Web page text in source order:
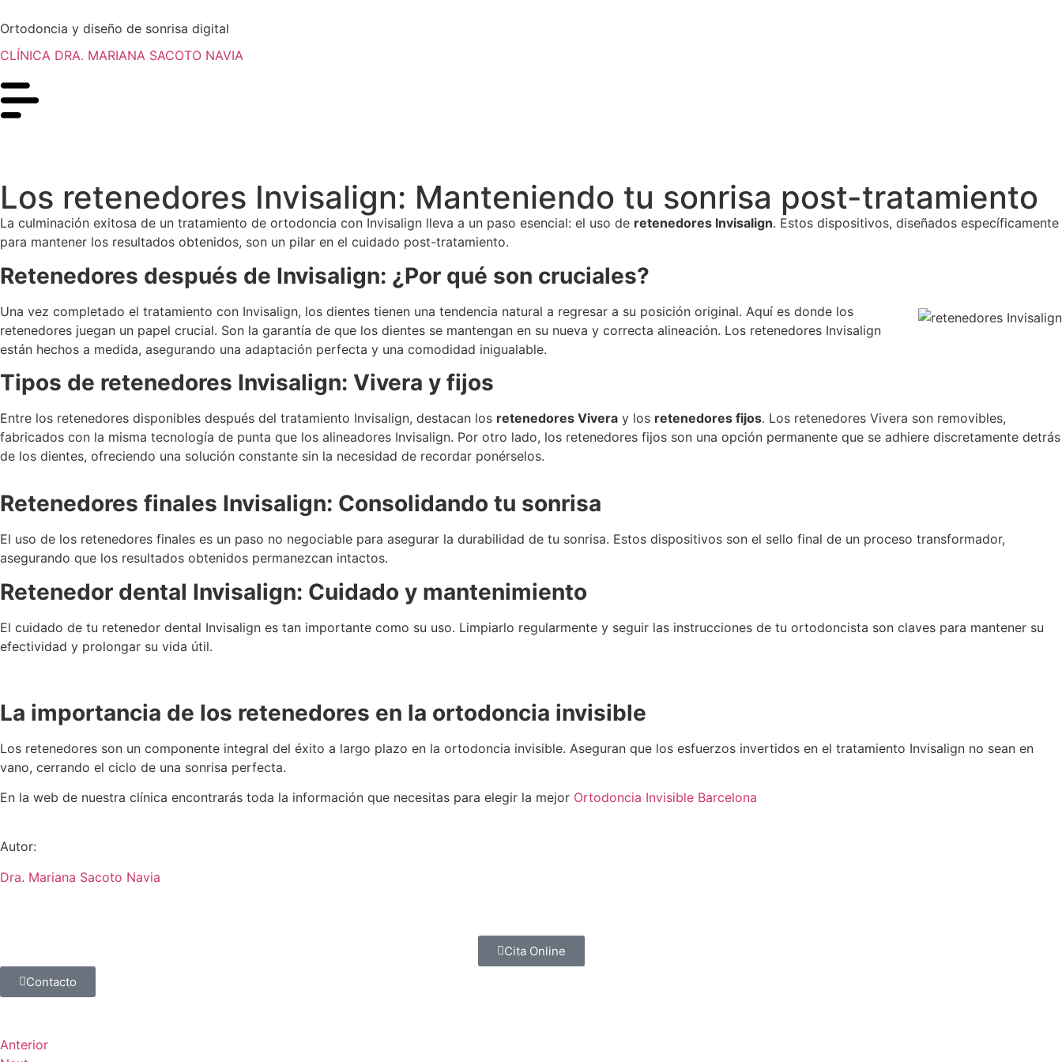
Ortodoncia y diseño de sonrisa digital
CLÍNICA DRA. MARIANA SACOTO NAVIA
Los retenedores Invisalign: Manteniendo tu sonrisa post-tratamiento
La culminación exitosa de un tratamiento de ortodoncia con Invisalign lleva a un paso esencial: el uso de retenedores Invisalign. Estos dispositivos, diseñados específicamente
para mantener los resultados obtenidos, son un pilar en el cuidado post-tratamiento.
Retenedores después de Invisalign: ¿Por qué son cruciales?
Una vez completado el tratamiento con Invisalign, los dientes tienen una tendencia natural a regresar a su posición original. Aquí es donde los
retenedores juegan un papel crucial. Son la garantía de que los dientes se mantengan en su nueva y correcta alineación. Los retenedores Invisalign
están hechos a medida, asegurando una adaptación perfecta y una comodidad inigualable.
Tipos de retenedores Invisalign: Vivera y fijos
Entre los retenedores disponibles después del tratamiento Invisalign, destacan los retenedores Vivera y los retenedores fijos. Los retenedores Vivera son removibles,
fabricados con la misma tecnología de punta que los alineadores Invisalign. Por otro lado, los retenedores fijos son una opción permanente que se adhiere discretamente detrás
de los dientes, ofreciendo una solución constante sin la necesidad de recordar ponérselos.
Retenedores finales Invisalign: Consolidando tu sonrisa
El uso de los retenedores finales es un paso no negociable para asegurar la durabilidad de tu sonrisa. Estos dispositivos son el sello final de un proceso transformador,
asegurando que los resultados obtenidos permanezcan intactos.
Retenedor dental Invisalign: Cuidado y mantenimiento
El cuidado de tu retenedor dental Invisalign es tan importante como su uso. Limpiarlo regularmente y seguir las instrucciones de tu ortodoncista son claves para mantener su
efectividad y prolongar su vida útil.
La importancia de los retenedores en la ortodoncia invisible
Los retenedores son un componente integral del éxito a largo plazo en la ortodoncia invisible. Aseguran que los esfuerzos invertidos en el tratamiento Invisalign no sean en
vano, cerrando el ciclo de una sonrisa perfecta.
En la web de nuestra clínica encontrarás toda la información que necesitas para elegir la mejor Ortodoncia Invisible Barcelona
Autor:
Dra. Mariana Sacoto Navia
Cita Online
Contacto
Anterior